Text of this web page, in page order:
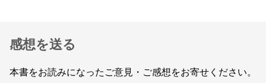
感想を送る
本書をお読みになったご意見・ご感想をお寄せください。